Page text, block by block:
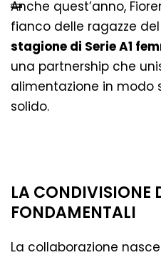
Anche quest’anno,
fianco delle ragazze del
stagione di Serie A1
una partnership che
alimentazione in modo
solido.
LA CONDIVISIONE
FONDAMENTALI
La collaborazione